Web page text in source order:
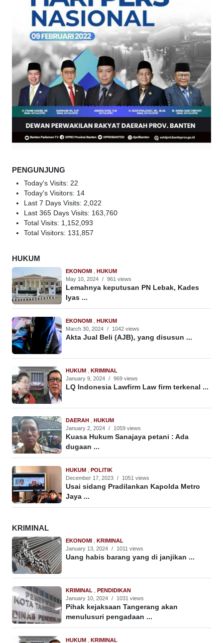
PENGUNJUNG
Today's Visits: 22
Today's Visitors: 14
Last 7 Days Visits: 2,022
Last 365 Days Visits: 163,760
Total Visits: 1,152,093
Total Visitors: 131,857
HUKUM
EKONOMI
HUKUM
May 10, 2024 / 961 views
Lemahnya keputusan PN Lebak, Kades
Iyas ...
EKONOMI
HUKUM
March 30, 2024 / 1042 views
Akta Jual Beli (AJB), yang disusun ...
HUKUM
KRIMINAL
January 9, 2024 / 969 views
LQ Indonesia Lawfirm Law firm terkenal ...
DAERAH
HUKUM
January 2, 2024 / 1059 views
Kuasa Hukum Sanajaya petani : Ada
dugaan ...
HUKUM
POLITIK
December 17, 2023 / 1051 views
Usai sidang Pradilankan Kapolda Metro
Jaya ...
KRIMINAL
EKONOMI
KRIMINAL
January 13, 2024 / 1011 views
Uang habis barang yang di janjikan ...
KRIMINAL
PENDIDIKAN
January 10, 2024 / 1031 views
Pihak kejaksaan Tangerang akan
menulusuri pengadaan ...
HUKUM KRIMINAL